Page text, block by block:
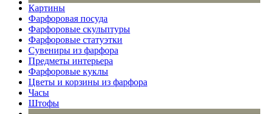
Картины
Фарфоровая посуда
Фарфоровые скульптуры
Фарфоровые статуэтки
Сувениры из фарфора
Предметы интерьера
Фарфоровые куклы
Цветы и корзины из фарфора
Часы
Штофы